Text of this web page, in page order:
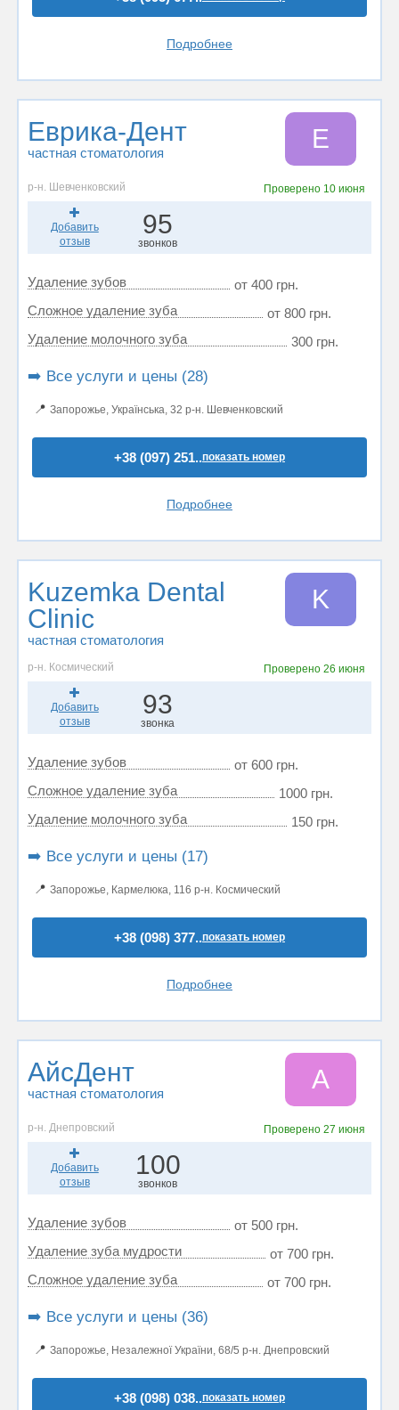
Подробнее
Еврика-Дент
частная стоматология Е
р-н. Шевченковский Проверено 10 июня
Добавить
отзыв
95
звонков
Удаление зубов
от 400 грн.
Сложное удаление зуба
от 800 грн.
Удаление молочного зуба
300 грн.
➡️ Все услуги и цены (28)
📍 Запорожье, Українська, 32 р-н. Шевченковский
+38 (097) 251..показать номер
Подробнее
Kuzemka Dental
Clinic
частная стоматология
K
р-н. Космический Проверено 26 июня
Добавить
отзыв
93
звонка
Удаление зубов
от 600 грн.
Сложное удаление зуба
1000 грн.
Удаление молочного зуба
150 грн.
➡️ Все услуги и цены (17)
📍 Запорожье, Кармелюка, 116 р-н. Космический
+38 (098) 377..показать номер
Подробнее
АйсДент
частная стоматология А
р-н. Днепровский Проверено 27 июня
Добавить
отзыв
100
звонков
Удаление зубов
от 500 грн.
Удаление зуба мудрости
от 700 грн.
Сложное удаление зуба
от 700 грн.
➡️ Все услуги и цены (36)
📍 Запорожье, Незалежної України, 68/5 р-н. Днепровский
+38 (098) 038..показать номер